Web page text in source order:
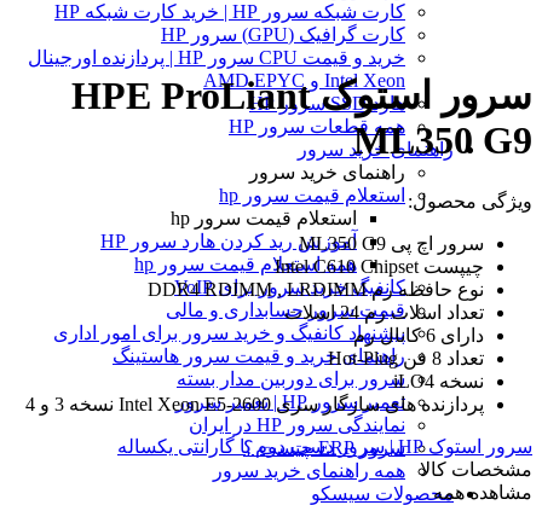
کارت شبکه سرور HP | خرید کارت شبکه HP
کارت گرافیک (GPU) سرور HP
خرید و قیمت CPU سرور HP | پردازنده اورجینال
Intel Xeon و AMD EPYC
هارد SSD سرور HP
همه قطعات سرور HP
راهنمای خرید سرور
راهنمای خرید سرور
استعلام قیمت سرور hp
استعلام قیمت سرور hp
آموزش ريد كردن هارد سرور HP
همه استعلام قیمت سرور hp
کانفیگ خرید سرور برای VoIP
قیمت سرور حسابداری و مالی
پیشنهاد کانفیگ و خرید سرور برای امور اداری
راهنمای خرید و قیمت سرور هاستینگ
سرور برای دوربین مدار بسته
تعمیر سرور HP | تعمیر سرور
نمایندگی سرور HP در ایران
سرور ERP چیست ؟
همه راهنمای خرید سرور
محصولات سیسکو
سرور استوک HPE ProLiant
ML350 G9
ویژگی محصول:
سرور اچ پی ML350 G9
چیپست Intel C610 Chipset
نوع حافظه رم DDR4 RDIMM , LRDIMM
تعداد اسلات رم 24 اسلات
دارای 6 کانال رم
تعداد 8 فن Hot-Plug
نسخه iLO4
پردازنده های سازگار سری Intel Xeon E5-2600 نسخه 3 و 4
سرور استوک HP | سرور دست دوم با گارانتی یکساله
مشخصات کالا
مشاهده همه